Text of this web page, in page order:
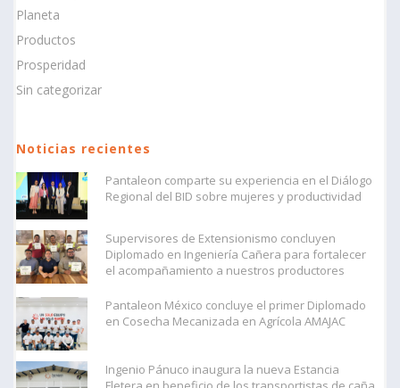
Planeta
Productos
Prosperidad
Sin categorizar
Noticias recientes
Pantaleon comparte su experiencia en el Diálogo
Regional del BID sobre mujeres y productividad
Supervisores de Extensionismo concluyen
Diplomado en Ingeniería Cañera para fortalecer
el acompañamiento a nuestros productores
Pantaleon México concluye el primer Diplomado
en Cosecha Mecanizada en Agrícola AMAJAC
Ingenio Pánuco inaugura la nueva Estancia